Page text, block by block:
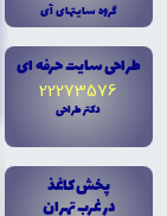
گروه سايتهاى آى
طراحى سايت حرفه اى
22273576
دکتر طراحى
پخش کاغذ
در غرب تهران